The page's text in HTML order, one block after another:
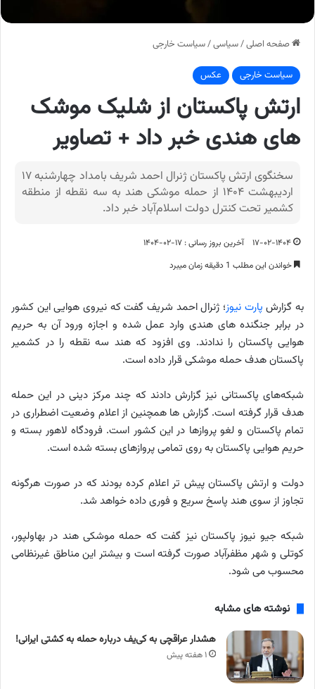
صفحه اصلی/سیاسی/سیاست خارجی
سیاست خارجی عکس
ارتش پاکستان از شلیک موشک‌
های هندی خبر داد + تصاویر
سخنگوی ارتش پاکستان ژنرال احمد شریف بامداد چهارشنبه ۱۷
اردیبهشت ۱۴۰۴ از حمله موشکی هند به سه نقطه از منطقه
کشمیر تحت کنترل دولت اسلام‌آباد خبر داد.‌
۱۷-۰۲-۱۴۰۴
آخرین بروز رسانی : ۱۷-۰۲-۱۴۰۴
خواندن این مطلب 1 دقیقه زمان میبرد
به گزارش پارت نیوز؛ ژنرال احمد شریف گفت که نیروی هوایی این کشور
در برابر جنگنده های هندی وارد عمل شده و اجازه ورود آن به حریم
هوایی پاکستان را ندادند. وی افزود که هند سه نقطه را در کشمیر
پاکستان هدف حمله موشکی قرار داده است.
شبکه‌های پاکستانی نیز گزارش دادند که چند مرکز دینی در این حمله
هدف قرار گرفته است. گزارش ها همچنین از اعلام وضعیت اضطراری در
تمام پاکستان و لغو پروازها در این کشور است. فرودگاه لاهور بسته و
حریم هوایی پاکستان به روی تمامی پروازهای بسته شده است.
دولت و ارتش پاکستان پیش تر اعلام کرده بودند که در صورت هرگونه
تجاوز از سوی هند پاسخ سریع و فوری داده خواهد شد.
شبکه جیو نیوز پاکستان نیز گفت که حمله موشکی هند در بهاولپور،
کوتلی و شهر مظفرآباد صورت گرفته است و بیشتر این مناطق غیرنظامی
محسوب می شود.
نوشته های مشابه
هشدار عراقچی به کی‌یف درباره حمله به کشتی ایرانی!
۱ هفته پیش